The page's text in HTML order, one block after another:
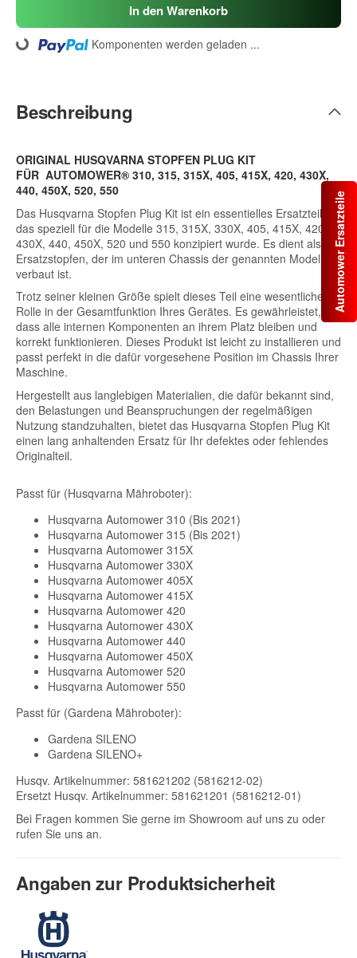
Automower Ersatzteile
In den Warenkorb
Loading... Komponenten werden geladen ...
Beschreibung
ORIGINAL HUSQVARNA STOPFEN PLUG KIT
FÜR AUTOMOWER® 310, 315, 315X, 405, 415X, 420, 430X,
440, 450X, 520, 550
Das Husqvarna Stopfen Plug Kit ist ein essentielles Ersatzteil,
das speziell für die Modelle 315, 315X, 330X, 405, 415X, 420,
430X, 440, 450X, 520 und 550 konzipiert wurde. Es dient als
Ersatzstopfen, der im unteren Chassis der genannten Modelle
verbaut ist.
Trotz seiner kleinen Größe spielt dieses Teil eine wesentliche
Rolle in der Gesamtfunktion Ihres Gerätes. Es gewährleistet,
dass alle internen Komponenten an ihrem Platz bleiben und
korrekt funktionieren. Dieses Produkt ist leicht zu installieren und
passt perfekt in die dafür vorgesehene Position im Chassis Ihrer
Maschine.
Hergestellt aus langlebigen Materialien, die dafür bekannt sind,
den Belastungen und Beanspruchungen der regelmäßigen
Nutzung standzuhalten, bietet das Husqvarna Stopfen Plug Kit
einen lang anhaltenden Ersatz für Ihr defektes oder fehlendes
Originalteil.
Passt für (Husqvarna Mähroboter):
Husqvarna Automower 310 (Bis 2021)
Husqvarna Automower 315 (Bis 2021)
Husqvarna Automower 315X
Husqvarna Automower 330X
Husqvarna Automower 405X
Husqvarna Automower 415X
Husqvarna Automower 420
Husqvarna Automower 430X
Husqvarna Automower 440
Husqvarna Automower 450X
Husqvarna Automower 520
Husqvarna Automower 550
Passt für (Gardena Mähroboter):
Gardena SILENO
Gardena SILENO+
Husqv. Artikelnummer: 581621202 (5816212-02)
Ersetzt Husqv. Artikelnummer: 581621201 (5816212-01)
Bei Fragen kommen Sie gerne im Showroom auf uns zu oder
rufen Sie uns an.
Angaben zur Produktsicherheit